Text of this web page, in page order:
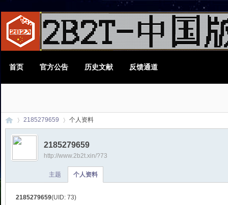
首页 官方公告 历史文献 反馈通道
›
2185279659 个人资料
2185279659
http://www.2b2t.xin/?73
主题 个人资料
2185279659(UID: 73)